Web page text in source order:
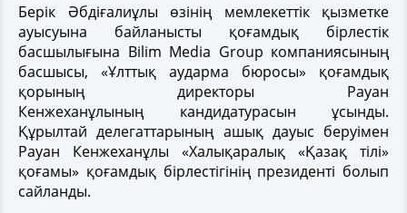
Берік Әбдіғалиұлы өзінің мемлекеттік қызметке
ауысуына байланысты қоғамдық бірлестік
басшылығына Bilim Media Group компаниясының
басшысы, «Ұлттық аударма бюросы» қоғамдық
қорының директоры Рауан
Кенжеханұлының кандидатурасын ұсынды.
Құрылтай делегаттарының ашық дауыс беруімен
Рауан Кенжеханұлы «Халықаралық «Қазақ тілі»
қоғамы» қоғамдық бірлестігінің президенті болып
сайланды.